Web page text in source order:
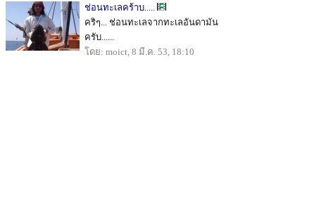
ช่อนทะเลคร้าบ.....
คริๆ... ช่อนทะเลจากทะเลอันดามัน
ครับ......
โดย: moict, 8 มี.ค. 53, 18:10